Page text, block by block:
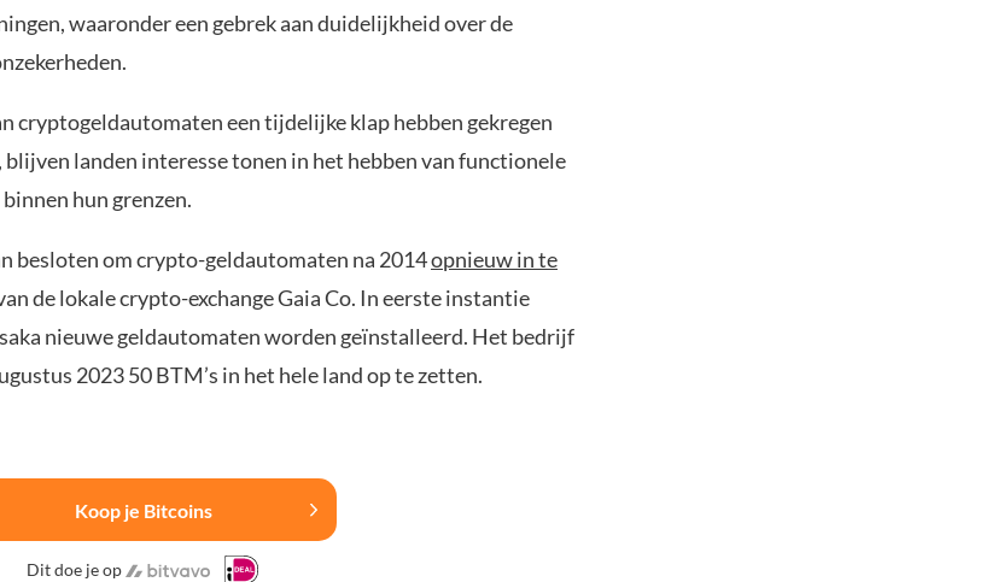
waaronder een gebrek aan duidelijkheid over de
cryptogeldautomaten een tijdelijke klap hebben gekregen
landen interesse tonen in het hebben van functionele
hun grenzen.
besloten om crypto-geldautomaten na 2014opnieuw in te
de lokale crypto-exchange Gaia Co. In eerste instantie
nieuwe geldautomaten worden geïnstalleerd. Het bedrijf
2023 50 BTM’s in het hele land op te zetten.
Koop je Bitcoins
Dit doe je op